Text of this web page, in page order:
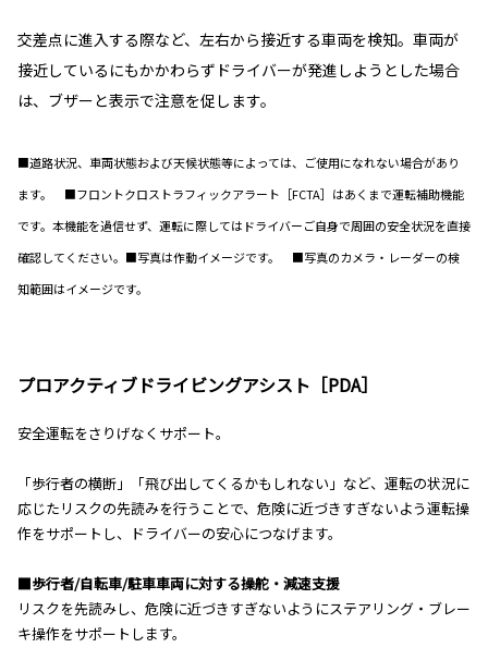
交差点に進入する際など、左右から接近する車両を検知。車両が
接近しているにもかかわらずドライバーが発進しようとした場合
は、ブザーと表示で注意を促します。
■道路状況、車両状態および天候状態等によっては、ご使用になれない場合があり
ます。 ■フロントクロストラフィックアラート［FCTA］はあくまで運転補助機能
です。本機能を過信せず、運転に際してはドライバーご自身で周囲の安全状況を直接
確認してください。■写真は作動イメージです。 ■写真のカメラ・レーダーの検
知範囲はイメージです。
プロアクティブドライビングアシスト［PDA］
安全運転をさりげなくサポート。
「歩行者の横断」「飛び出してくるかもしれない」など、運転の状況に
応じたリスクの先読みを行うことで、危険に近づきすぎないよう運転操
作をサポートし、ドライバーの安心につなげます。
■歩行者/自転車/駐車車両に対する操舵・減速支援
リスクを先読みし、危険に近づきすぎないようにステアリング・ブレー
キ操作をサポートします。